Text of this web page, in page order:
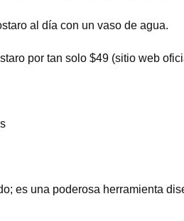
al día con un vaso de agua.
por tan solo $49 (sitio web
es una poderosa herramienta